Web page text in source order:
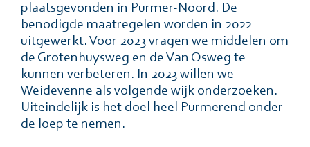
plaatsgevonden in Purmer-Noord. De
benodigde maatregelen worden in 2022
uitgewerkt. Voor 2023 vragen we middelen om
de Grotenhuysweg en de Van Osweg te
kunnen verbeteren. In 2023 willen we
Weidevenne als volgende wijk onderzoeken.
Uiteindelijk is het doel heel Purmerend onder
de loep te nemen.